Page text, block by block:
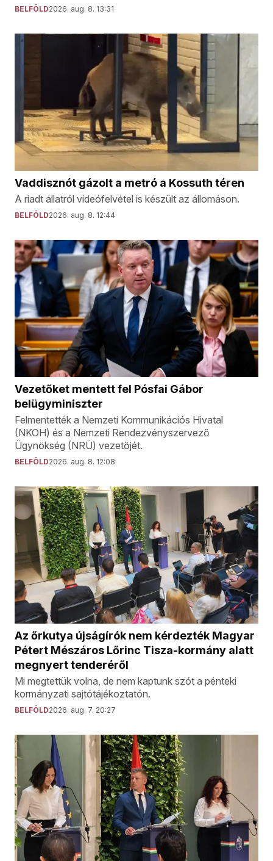
BELFÖLD2026. aug. 8. 13:31
Vaddisznót gázolt a metró a Kossuth téren
A riadt állatról videófelvétel is készült az állomáson.
BELFÖLD2026. aug. 8. 12:44
Vezetőket mentett fel Pósfai Gábor
belügyminiszter
Felmentették a Nemzeti Kommunikációs Hivatal
(NKOH) és a Nemzeti Rendezvényszervező
Ügynökség (NRÜ) vezetőjét.
BELFÖLD2026. aug. 8. 12:08
Az őrkutya újságírók nem kérdezték Magyar
Pétert Mészáros Lőrinc Tisza-kormány alatt
megnyert tenderéről
Mi megtettük volna, de nem kaptunk szót a pénteki
kormányzati sajtótájékoztatón.
BELFÖLD2026. aug. 7. 20:27